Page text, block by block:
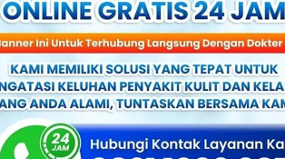
kelamin pria satu ini.